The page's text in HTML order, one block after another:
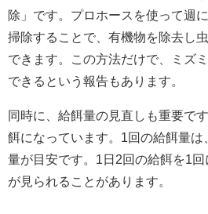
除」です。プロホースを使って週
掃除することで、有機物を除去し
できます。この方法だけで、ミズ
できるという報告もあります。
同時に、給餌量の見直しも重要で
餌になっています。1回の給餌量は
量が目安です。1日2回の給餌を1
が見られることがあります。